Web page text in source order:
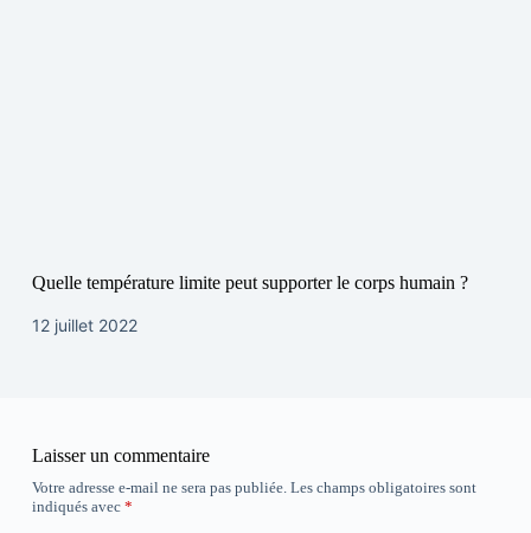
Quelle température limite peut supporter le corps humain ?
12 juillet 2022
Laisser un commentaire
Votre adresse e-mail ne sera pas publiée. Les champs obligatoires sont
indiqués avec *